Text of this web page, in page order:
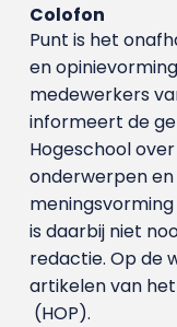
Colofon
Punt is het
en
medewerkers
informeert de
Hogeschool
onderwerpen
is daarbij niet
redactie. Op de
artikelen van het
(HOP).